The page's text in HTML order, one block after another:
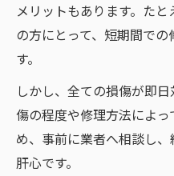
メリットもあります。た
の方にとって、短期間で
す。
しかし、全ての損傷が即
傷の程度や修理方法によ
め、事前に業者へ相談し
肝心です。